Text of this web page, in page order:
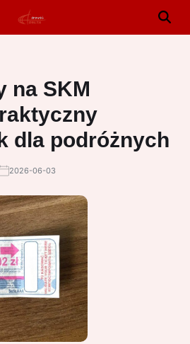
na SKM
dla podróżnych
2026-06-03